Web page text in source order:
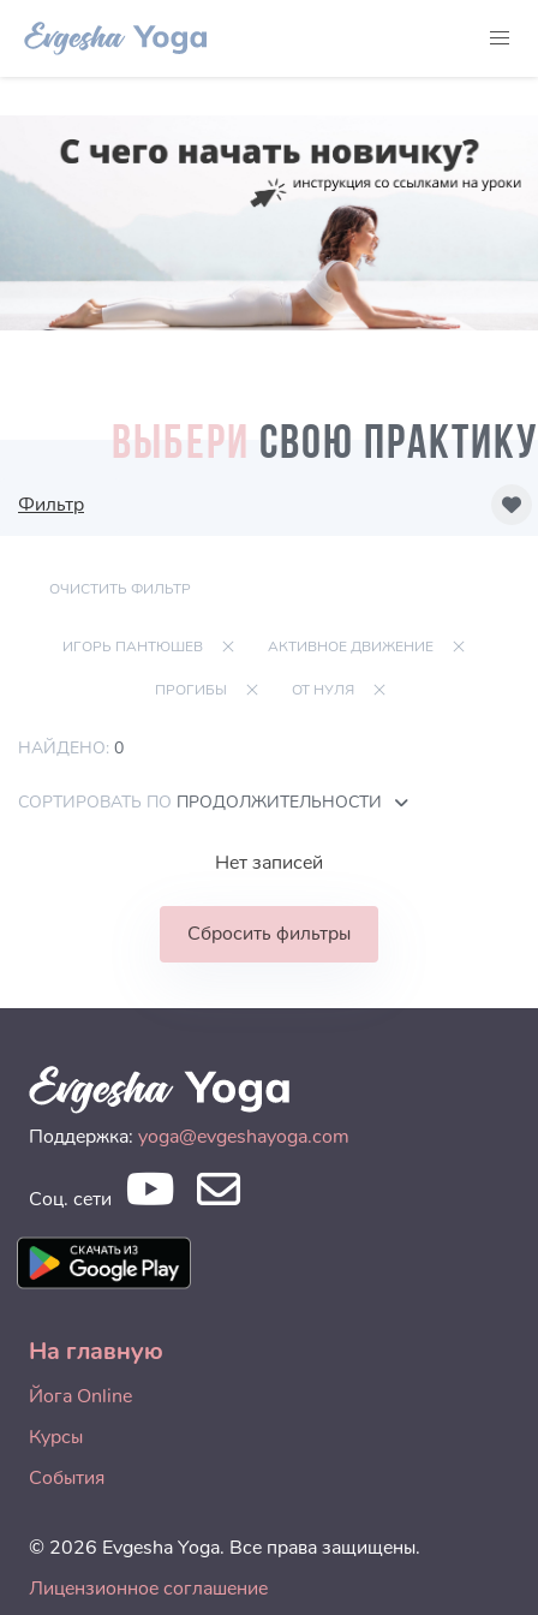
ВЫБЕРИ СВОЮ ПРАКТИКУ
Фильтр
ОЧИСТИТЬ ФИЛЬТР
ИГОРЬ ПАНТЮШЕВ АКТИВНОЕ ДВИЖЕНИЕ
ПРОГИБЫ ОТ НУЛЯ
НАЙДЕНО: 0
СОРТИРОВАТЬ ПО ПРОДОЛЖИТЕЛЬНОСТИ
Нет записей
Сбросить фильтры
Поддержка: yoga@evgeshayoga.com
Соц. сети
На главную
Йога Online
Курсы
События
© 2026 Evgesha Yoga. Все права защищены.
Лицензионное соглашение